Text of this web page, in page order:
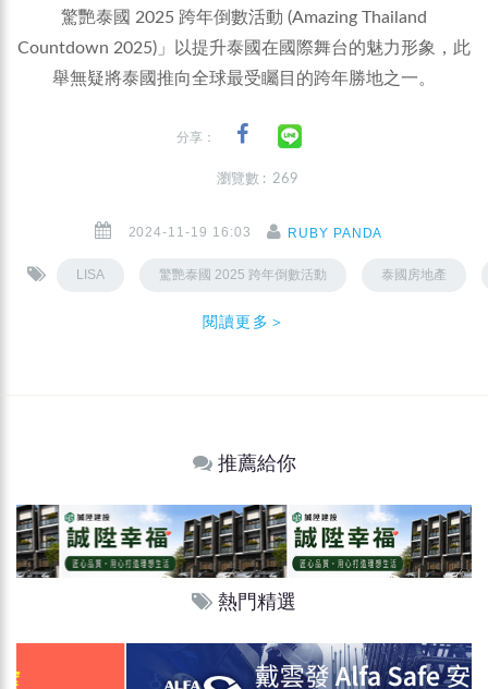
驚艷泰國 2025 跨年倒數活動 (Amazing Thailand
Countdown 2025)」以提升泰國在國際舞台的魅力形象，此
舉無疑將泰國推向全球最受矚目的跨年勝地之一。
分享：
瀏覽數 : 269
2024-11-19 16:03 RUBY PANDA
LISA 驚艷泰國 2025 跨年倒數活動 泰國房地產
閱讀更多＞
推薦給你
熱門精選